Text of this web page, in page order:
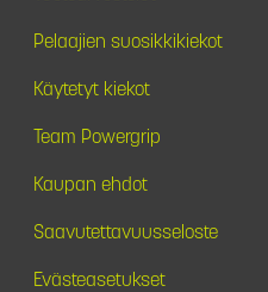
Pelaajien suosikkikiekot
Käytetyt kiekot
Team Powergrip
Kaupan ehdot
Saavutettavuusseloste
Evästeasetukset